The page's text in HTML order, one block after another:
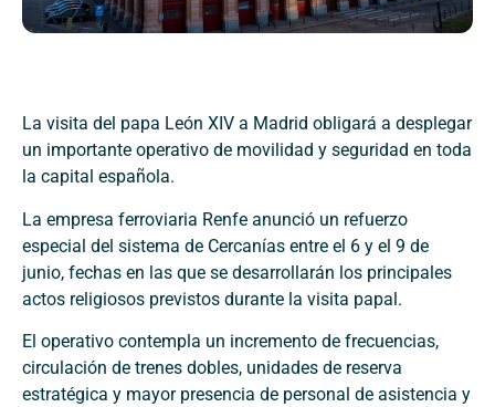
La visita del papa León XIV a Madrid obligará a desplegar
un importante operativo de movilidad y seguridad en toda
la capital española.
La empresa ferroviaria Renfe anunció un refuerzo
especial del sistema de Cercanías entre el 6 y el 9 de
junio, fechas en las que se desarrollarán los principales
actos religiosos previstos durante la visita papal.
El operativo contempla un incremento de frecuencias,
circulación de trenes dobles, unidades de reserva
estratégica y mayor presencia de personal de asistencia y